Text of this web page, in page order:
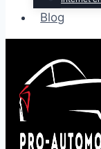
Blog